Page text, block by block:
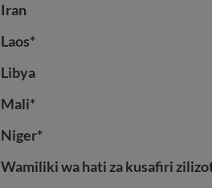
Iran
Laos*
Libya
Mali*
Niger*
Wamiliki wa hati za kusafiri